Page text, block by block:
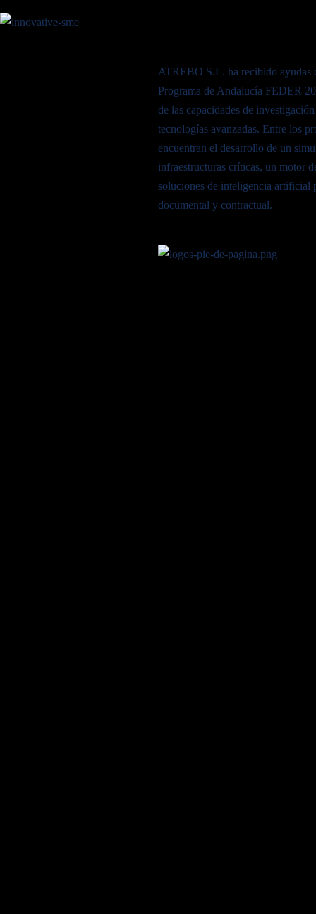
ATREBO S.L. ha recibido ayudas
Programa de Andalucía FEDER
de las capacidades de
tecnologías avanzadas. Entre los
encuentran el desarrollo de un
infraestructuras críticas, un motor
soluciones de inteligencia artificial
documental y contractual.